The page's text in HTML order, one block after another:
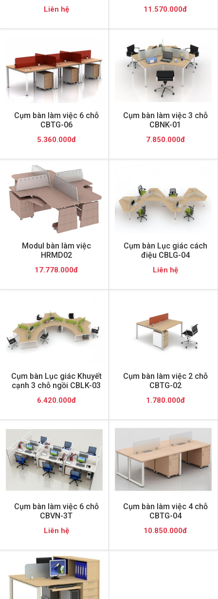
Liên hệ 11.570.000đ
Cụm bàn làm việc 6 chỗ
CBTG-06
5.360.000đ
Cụm bàn làm việc 3 chỗ
CBNK-01
7.850.000đ
Modul bàn làm việc
HRMD02
17.778.000đ
Cụm bàn Lục giác cách
điệu CBLG-04
Liên hệ
Cụm bàn Lục giác Khuyết
cạnh 3 chỗ ngồi CBLK-03
6.420.000đ
Cụm bàn làm việc 2 chỗ
CBTG-02
1.780.000đ
Cụm bàn làm việc 6 chỗ
CBVN-3T
Liên hệ
Cụm bàn làm việc 4 chỗ
CBTG-04
10.850.000đ